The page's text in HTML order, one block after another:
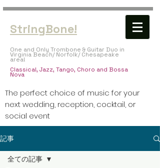
StringBone!
One and Only Trombone & Guitar Duo in
Virginia Beach/ Norfolk/ Chesapeake
area!
​Classical, Jazz, Tango, Choro and Bossa
Nova
The perfect choice of music for your
next wedding, reception, cocktail, or
social event
BOOK US NOW!
記事
全ての記事